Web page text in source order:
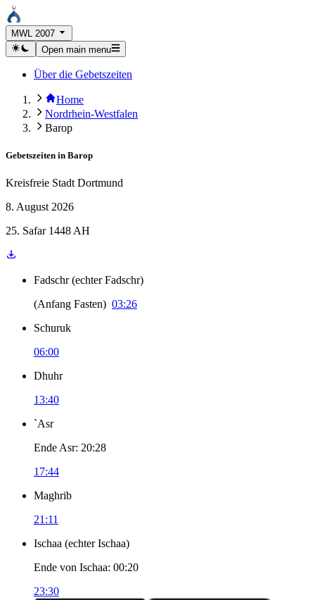
MWL 2007
Open main menu
Über die Gebetszeiten
Home
Nordrhein-Westfalen
Barop
Gebetszeiten in Barop
Kreisfreie Stadt Dortmund
8. August 2026
25. Safar 1448 AH
Fadschr (echter Fadschr)
(Anfang Fasten) 03:26
Schuruk
06:00
Dhuhr
13:40
`Asr
Ende Asr: 20:28
17:44
Maghrib
21:11
Ischaa (echter Ischaa)
Ende von Ischaa: 00:20
23:30